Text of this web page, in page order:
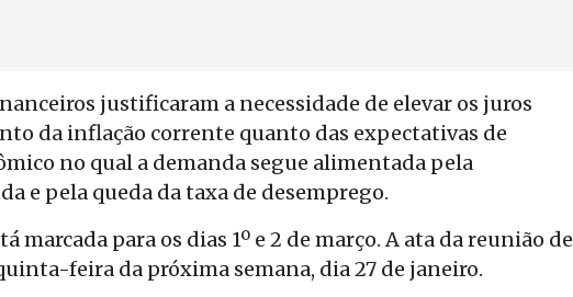
justificaram a necessidade de elevar os juros
da inflação corrente quanto das expectativas de
no qual a demanda segue alimentada pela
e pela queda da taxa de desemprego.
marcada para os dias 1º e 2 de março. A ata da reunião de
feira da próxima semana, dia 27 de janeiro.